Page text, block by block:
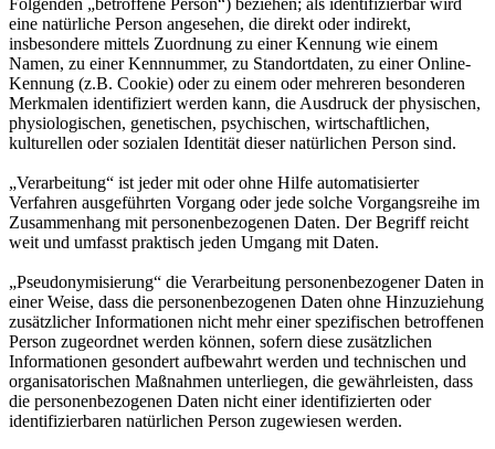
eine natürliche Person angesehen, die direkt oder indirekt,
insbesondere mittels Zuordnung zu einer Kennung wie einem
Namen, zu einer Kennnummer, zu Standortdaten, zu einer Online-
Kennung (z.B. Cookie) oder zu einem oder mehreren besonderen
Merkmalen identifiziert werden kann, die Ausdruck der physischen,
physiologischen, genetischen, psychischen, wirtschaftlichen,
kulturellen oder sozialen Identität dieser natürlichen Person sind.
„Verarbeitung“ ist jeder mit oder ohne Hilfe automatisierter
Verfahren ausgeführten Vorgang oder jede solche Vorgangsreihe im
Zusammenhang mit personenbezogenen Daten. Der Begriff reicht
weit und umfasst praktisch jeden Umgang mit Daten.
„Pseudonymisierung“ die Verarbeitung personenbezogener Daten in
einer Weise, dass die personenbezogenen Daten ohne Hinzuziehung
zusätzlicher Informationen nicht mehr einer spezifischen betroffenen
Person zugeordnet werden können, sofern diese zusätzlichen
Informationen gesondert aufbewahrt werden und technischen und
organisatorischen Maßnahmen unterliegen, die gewährleisten, dass
die personenbezogenen Daten nicht einer identifizierten oder
identifizierbaren natürlichen Person zugewiesen werden.